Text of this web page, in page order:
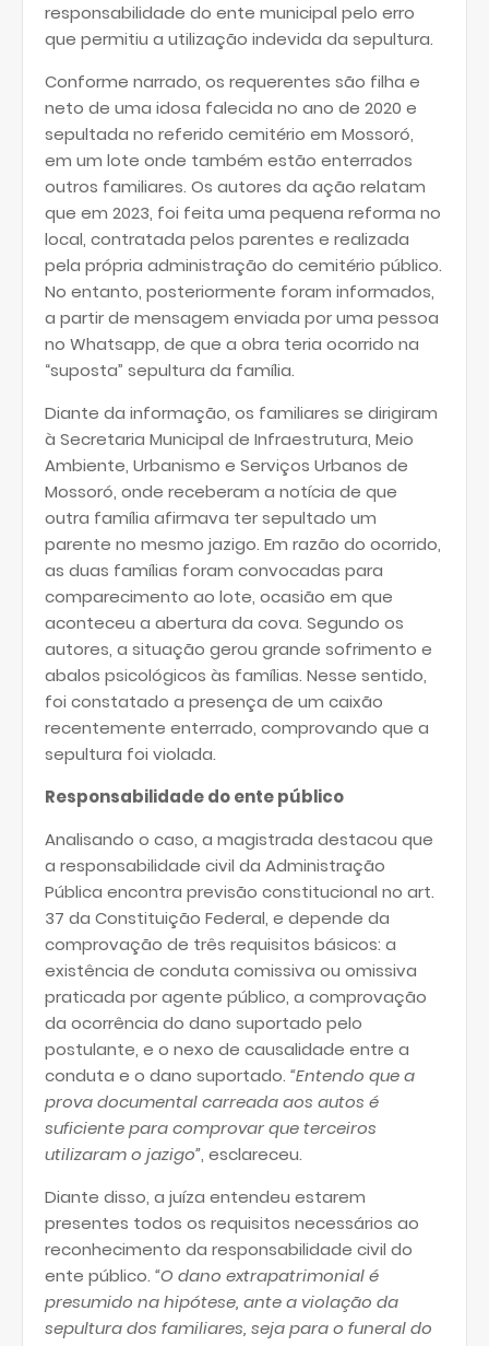
responsabilidade do ente municipal pelo erro
que permitiu a utilização indevida da sepultura.
Conforme narrado, os requerentes são filha e
neto de uma idosa falecida no ano de 2020 e
sepultada no referido cemitério em Mossoró,
em um lote onde também estão enterrados
outros familiares. Os autores da ação relatam
que em 2023, foi feita uma pequena reforma no
local, contratada pelos parentes e realizada
pela própria administração do cemitério público.
No entanto, posteriormente foram informados,
a partir de mensagem enviada por uma pessoa
no Whatsapp, de que a obra teria ocorrido na
“suposta” sepultura da família.
Diante da informação, os familiares se dirigiram
à Secretaria Municipal de Infraestrutura, Meio
Ambiente, Urbanismo e Serviços Urbanos de
Mossoró, onde receberam a notícia de que
outra família afirmava ter sepultado um
parente no mesmo jazigo. Em razão do ocorrido,
as duas famílias foram convocadas para
comparecimento ao lote, ocasião em que
aconteceu a abertura da cova. Segundo os
autores, a situação gerou grande sofrimento e
abalos psicológicos às famílias. Nesse sentido,
foi constatado a presença de um caixão
recentemente enterrado, comprovando que a
sepultura foi violada.
Responsabilidade do ente público
Analisando o caso, a magistrada destacou que
a responsabilidade civil da Administração
Pública encontra previsão constitucional no art.
37 da Constituição Federal, e depende da
comprovação de três requisitos básicos: a
existência de conduta comissiva ou omissiva
praticada por agente público, a comprovação
da ocorrência do dano suportado pelo
postulante, e o nexo de causalidade entre a
conduta e o dano suportado. “Entendo que a
prova documental carreada aos autos é
suficiente para comprovar que terceiros
utilizaram o jazigo”, esclareceu.
Diante disso, a juíza entendeu estarem
presentes todos os requisitos necessários ao
reconhecimento da responsabilidade civil do
ente público. “O dano extrapatrimonial é
presumido na hipótese, ante a violação da
sepultura dos familiares, seja para o funeral do